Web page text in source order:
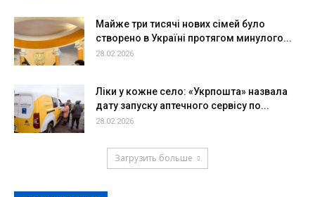
Майже три тисячі нових сімей було
створено в Україні протягом минулого...
28.02.2026
Ліки у кожне село: «Укрпошта» назвала
дату запуску аптечного сервісу по...
28.02.2026
Загрузить больше